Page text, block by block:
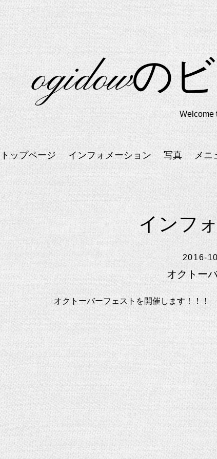
ogidowの
Welcome
トップページ インフォメーション 写真 メニ
インフ
2016-
オクトー
オクトーバーフェストを開催します！！！